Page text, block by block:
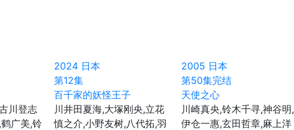
川登志
广美,铃
2024 日本
第12集
百千家的妖怪王子
川井田夏海,大塚刚央,立花
慎之介,小野友树,八代拓,羽
2005 日本
第50集完结
天使之心
川崎真央,铃木千寻,神谷明,
伊仓一惠,玄田哲章,麻上洋